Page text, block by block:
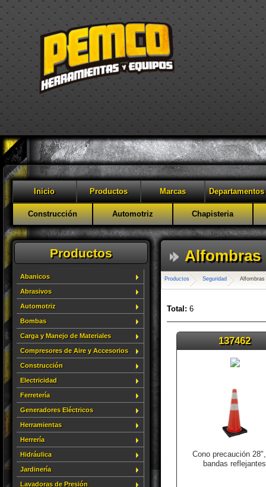
Inicio Productos Marcas Departamentos
Construcción Automotriz Chapisteria
Productos
Abanicos
Abrasivos
Automotriz
Bombas
Carga y Manejo de Materiales
Compresores de Aire y Accesorios
Construcción
Electricidad
Ferretería
Generadores Eléctricos
Herramientas
Herrería
Hidráulica
Jardinería
Lavadoras de Presión
Alfombras
Productos Seguridad Alfombras
Total: 6
137462
Cono precaución
bandas reflejantes